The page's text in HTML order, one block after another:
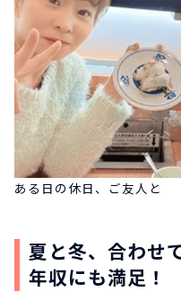
ある日の休日、ご友人と
夏と冬、合わせ
年収にも満足！